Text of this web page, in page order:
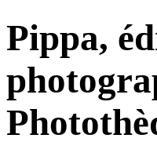
Pippa,